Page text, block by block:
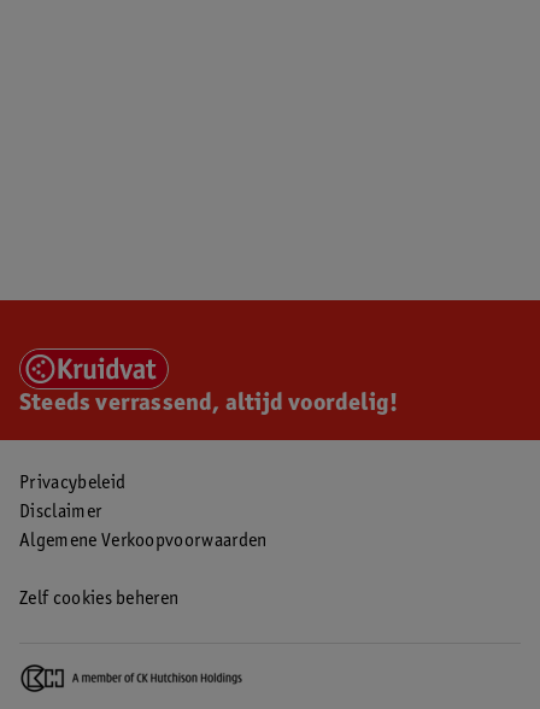
Steeds verrassend, altijd voordelig!
Privacybeleid
Disclaimer
Algemene Verkoopvoorwaarden
Zelf cookies beheren